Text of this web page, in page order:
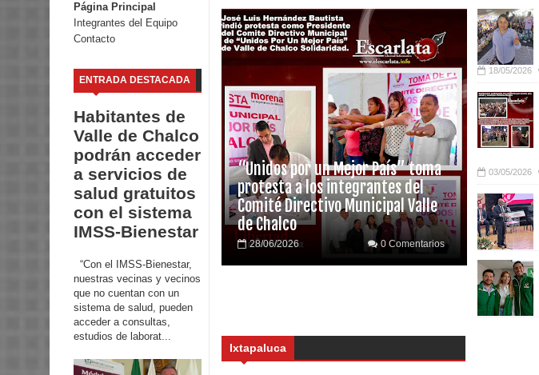
Página Principal
Integrantes del Equipo
Contacto
ENTRADA DESTACADA
Habitantes de
Valle de Chalco
podrán acceder
a servicios de
salud gratuitos
con el sistema
IMSS-Bienestar
“Con el IMSS-Bienestar,
nuestras vecinas y vecinos
que no cuentan con un
sistema de salud, pueden
acceder a consultas,
estudios de laborat...
“Unidos por un Mejor País” toma
protesta a los integrantes del
Comité Directivo Municipal Valle
de Chalco
28/06/2026 0 Comentarios
18/05/2026
03/05/2026
Ixtapaluca